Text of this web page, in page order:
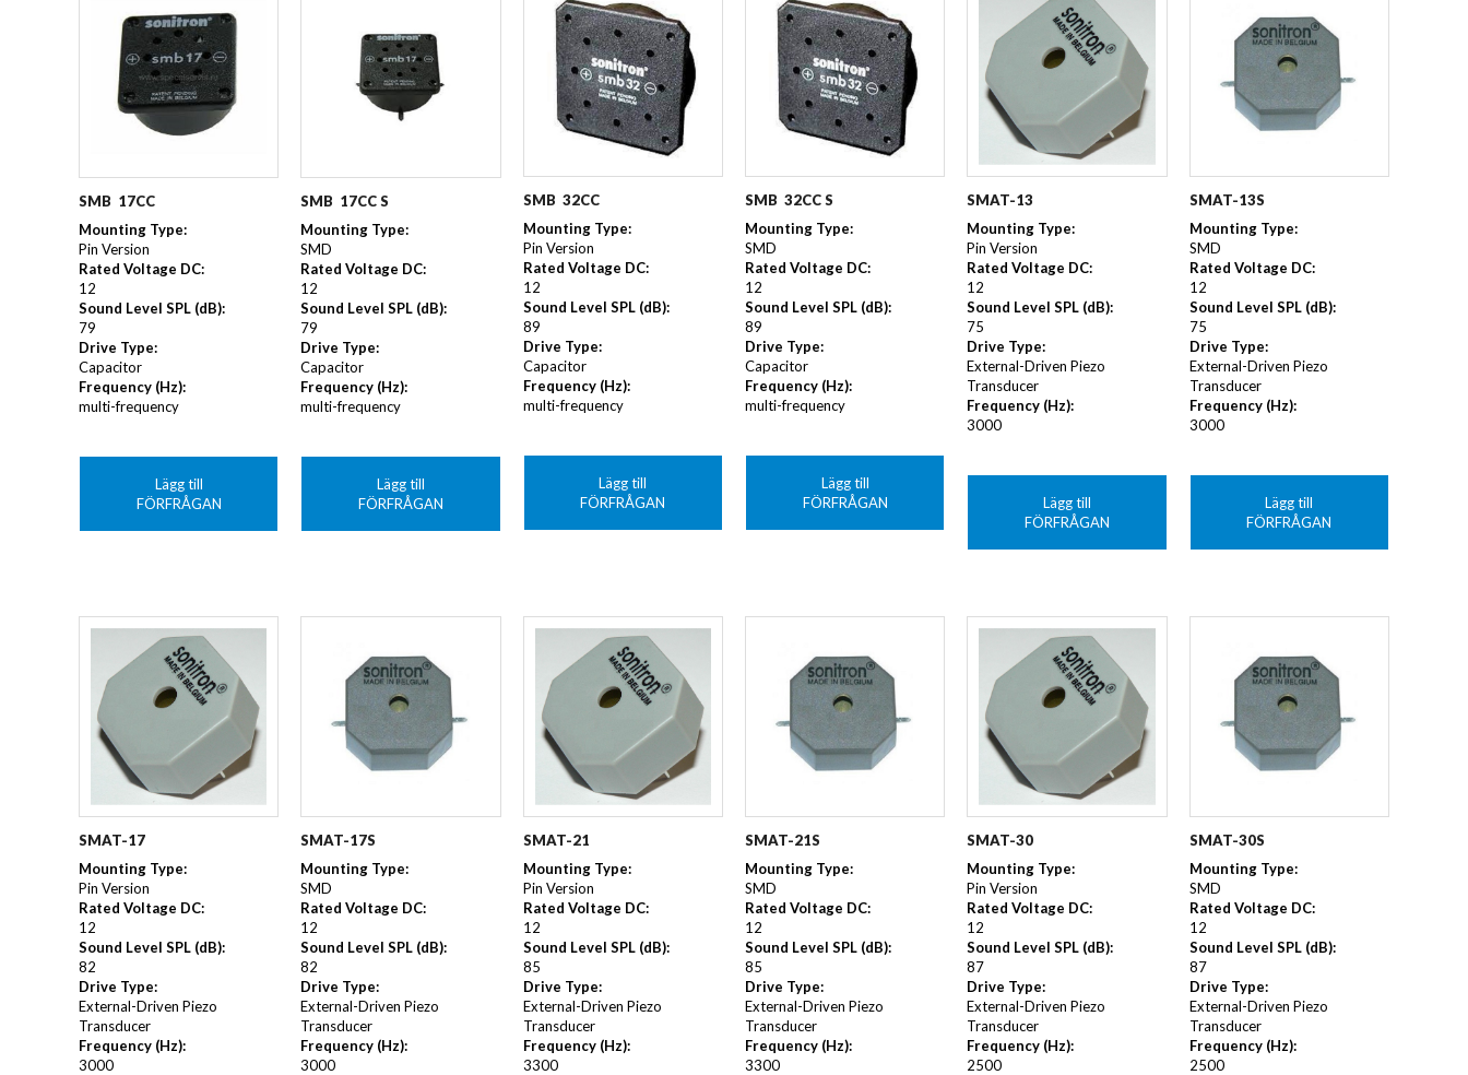
TFT Mono
TFT IPS
TFT HDMI Signal
TFT All-In-One
E-PAPER
LED
LED Displayer
PEKSKÄRM
FRONTGLAS & SKYDDSFILMER
FILTER
PLANAR
KUNDANPASSAT
Automotive
Bistabilt
FLÄKTAR/KYLNING
DC AXIAL
DC RADIAL
AC RADIAL
FLÄKT TILLBEHÖR
TANGENTBORD
MAGNETER
NDFEB
SMCO
ALNICO
FERRIT
KUNDANPASSAD
SMB  17CC
Mounting Type:
Pin Version
Rated Voltage DC:
12
Sound Level SPL (dB):
79
Drive Type:
Capacitor
Frequency (Hz):
multi-frequency
Lägg till
FÖRFRÅGAN
SMB  17CC S
Mounting Type:
SMD
Rated Voltage DC:
12
Sound Level SPL (dB):
79
Drive Type:
Capacitor
Frequency (Hz):
multi-frequency
Lägg till
FÖRFRÅGAN
SMB  32CC
Mounting Type:
Pin Version
Rated Voltage DC:
12
Sound Level SPL (dB):
89
Drive Type:
Capacitor
Frequency (Hz):
multi-frequency
Lägg till
FÖRFRÅGAN
SMB  32CC S
Mounting Type:
SMD
Rated Voltage DC:
12
Sound Level SPL (dB):
89
Drive Type:
Capacitor
Frequency (Hz):
multi-frequency
Lägg till
FÖRFRÅGAN
SMAT-13
Mounting Type:
Pin Version
Rated Voltage DC:
12
Sound Level SPL (dB):
75
Drive Type:
External-Driven Piezo
Transducer
Frequency (Hz):
3000
Lägg till
FÖRFRÅGAN
SMAT-13S
Mounting Type:
SMD
Rated Voltage DC:
12
Sound Level SPL (dB):
75
Drive Type:
External-Driven Piezo
Transducer
Frequency (Hz):
3000
Lägg till
FÖRFRÅGAN
SMAT-17
Mounting Type:
Pin Version
Rated Voltage DC:
12
Sound Level SPL (dB):
82
Drive Type:
External-Driven Piezo
Transducer
Frequency (Hz):
3000
SMAT-17S
Mounting Type:
SMD
Rated Voltage DC:
12
Sound Level SPL (dB):
82
Drive Type:
External-Driven Piezo
Transducer
Frequency (Hz):
3000
SMAT-21
Mounting Type:
Pin Version
Rated Voltage DC:
12
Sound Level SPL (dB):
85
Drive Type:
External-Driven Piezo
Transducer
Frequency (Hz):
3300
SMAT-21S
Mounting Type:
SMD
Rated Voltage DC:
12
Sound Level SPL (dB):
85
Drive Type:
External-Driven Piezo
Transducer
Frequency (Hz):
3300
SMAT-30
Mounting Type:
Pin Version
Rated Voltage DC:
12
Sound Level SPL (dB):
87
Drive Type:
External-Driven Piezo
Transducer
Frequency (Hz):
2500
SMAT-30S
Mounting Type:
SMD
Rated Voltage DC:
12
Sound Level SPL (dB):
87
Drive Type:
External-Driven Piezo
Transducer
Frequency (Hz):
2500